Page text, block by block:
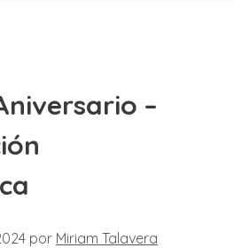
–
por Miriam Talavera